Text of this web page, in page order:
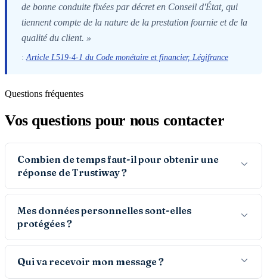
de bonne conduite fixées par décret en Conseil d'État, qui
tiennent compte de la nature de la prestation fournie et de la
qualité du client. »
: Article L519-4-1 du Code monétaire et financier, Légifrance
Questions fréquentes
Vos questions pour nous contacter
Combien de temps faut-il pour obtenir une
réponse de Trustiway ?
Mes données personnelles sont-elles
protégées ?
Qui va recevoir mon message ?